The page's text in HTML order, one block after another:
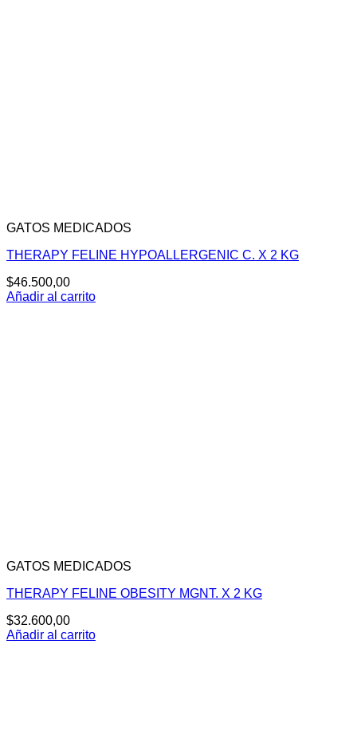
GATOS MEDICADOS
THERAPY FELINE HYPOALLERGENIC C. X 2 KG
$46.500,00
Añadir al carrito
GATOS MEDICADOS
THERAPY FELINE OBESITY MGNT. X 2 KG
$32.600,00
Añadir al carrito